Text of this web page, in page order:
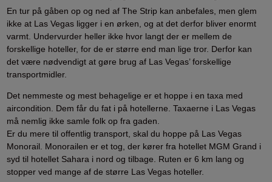
En tur på gåben op og ned af The Strip kan anbefales, men glem
ikke at Las Vegas ligger i en ørken, og at det derfor bliver enormt
varmt. Undervurder heller ikke hvor langt der er mellem de
forskellige hoteller, for de er større end man lige tror. Derfor kan
det være nødvendigt at gøre brug af Las Vegas’ forskellige
transportmidler.
Det nemmeste og mest behagelige er et hoppe i en taxa med
aircondition. Dem får du fat i på hotellerne. Taxaerne i Las Vegas
må nemlig ikke samle folk op fra gaden.
Er du mere til offentlig transport, skal du hoppe på Las Vegas
Monorail. Monorailen er et tog, der kører fra hotellet MGM Grand i
syd til hotellet Sahara i nord og tilbage. Ruten er 6 km lang og
stopper ved mange af de større Las Vegas hoteller.